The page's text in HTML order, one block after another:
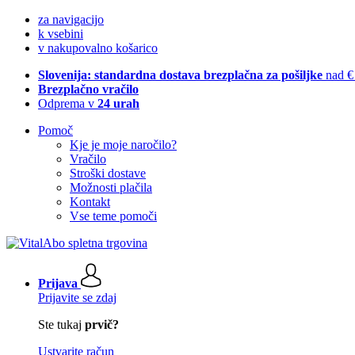
za navigacijo
k vsebini
v nakupovalno košarico
Slovenija: standardna dostava brezplačna za pošiljke nad
Brezplačno vračilo
Odprema v 24 urah
Pomoč
Kje je moje naročilo?
Vračilo
Stroški dostave
Možnosti plačila
Kontakt
Vse teme pomoči
Prijava
Prijavite se zdaj
Ste tukaj prvič?
Ustvarite račun